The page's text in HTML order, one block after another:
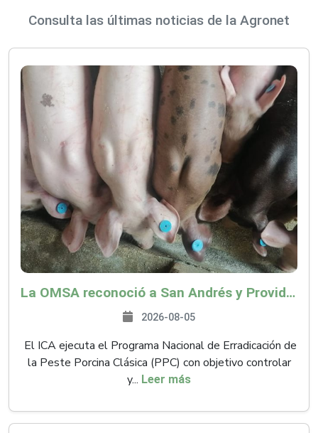
Consulta las últimas noticias de la Agronet
La OMSA reconoció a San Andrés y Providencia como zona libre de Peste Porcina Clásica (PPC)
2026-08-05
El ICA ejecuta el Programa Nacional de Erradicación de
la Peste Porcina Clásica (PPC) con objetivo controlar
y... Leer más